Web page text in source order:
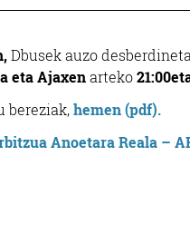
Dbusek auzo
eta Ajaxenarteko
bereziak,hemen (pdf).
Anoetara Reala –